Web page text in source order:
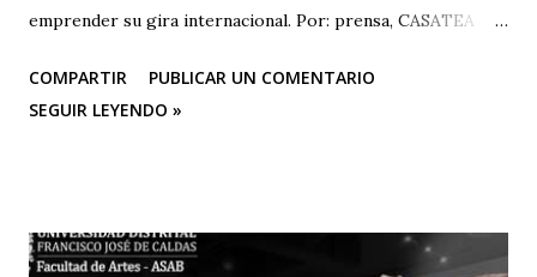
emprender su gira internacional. Por: prensa, CASATEA
CASA TEA con sus últimas funciones este 25 y 26 de abril de
“Efímero”, La Casa del Silencio se embarcará en una gira
imborrable en todos los que la presencien." La Casa del
COMPARTIR
PUBLICAR UN COMENTARIO
SEGUIR LEYENDO »